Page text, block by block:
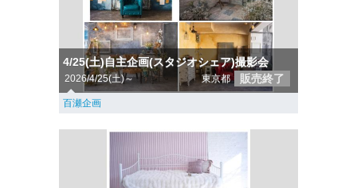
4/25(土)自主企画(スタジオシェア)撮影会
2026/4/25(土)～ 東京都 販売終了
百瀬企画